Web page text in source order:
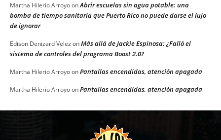
Martha Hilerio ArroyoonAbrir escuelas sin agua potable: una
bomba de tiempo sanitaria que Puerto Rico no puede darse el lujo
de ignorar
Edison Denizard Velez onMás allá de Jackie Espinosa: ¿Falló el
sistema de controles del programa Boost 2.0?
Martha Hilerio ArroyoonPantallas encendidas, atención apagada
Martha Hilerio ArroyoonPantallas encendidas, atención apagada